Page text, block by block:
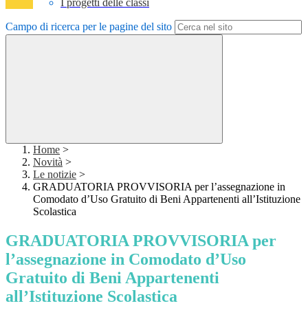
I progetti delle classi
Campo di ricerca per le pagine del sito
Home >
Novità >
Le notizie >
GRADUATORIA PROVVISORIA per l’assegnazione in
Comodato d’Uso Gratuito di Beni Appartenenti all’Istituzione
Scolastica
GRADUATORIA PROVVISORIA per
l’assegnazione in Comodato d’Uso
Gratuito di Beni Appartenenti
all’Istituzione Scolastica